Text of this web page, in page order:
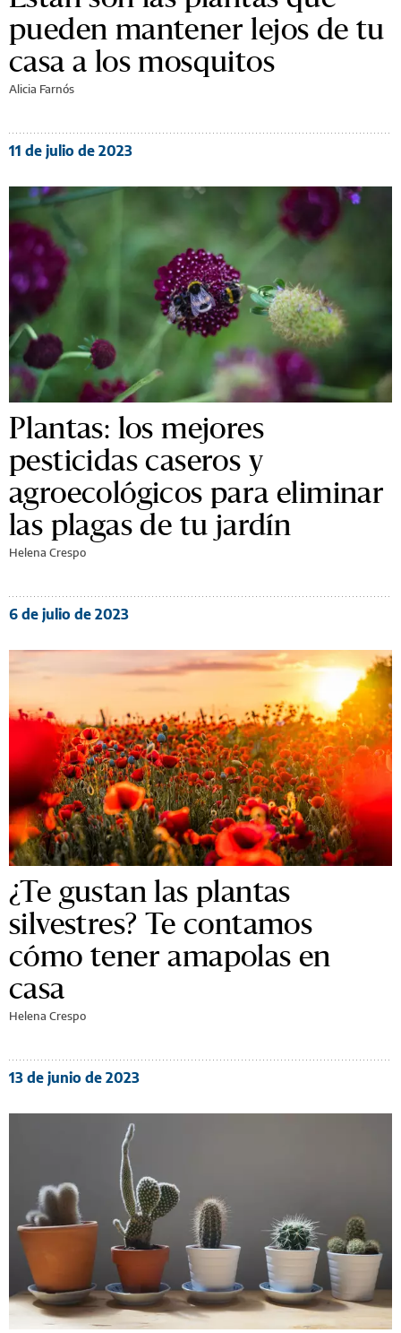
pueden mantener lejos de tu
casa a los mosquitos
Alicia Farnós
11 de julio de 2023
Plantas: los mejores
pesticidas caseros y
agroecológicos para eliminar
las plagas de tu jardín
Helena Crespo
6 de julio de 2023
¿Te gustan las plantas
silvestres? Te contamos
cómo tener amapolas en
casa
Helena Crespo
13 de junio de 2023